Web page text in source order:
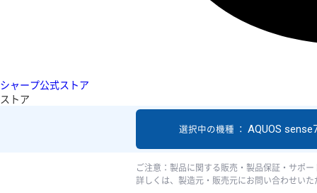
シャープ公式ストア
ストア
選択中の機種 ： AQUOS
ご注意：製品に関する販売・製品保証・サポ
詳しくは、製造元・販売元にお問い合わせいた